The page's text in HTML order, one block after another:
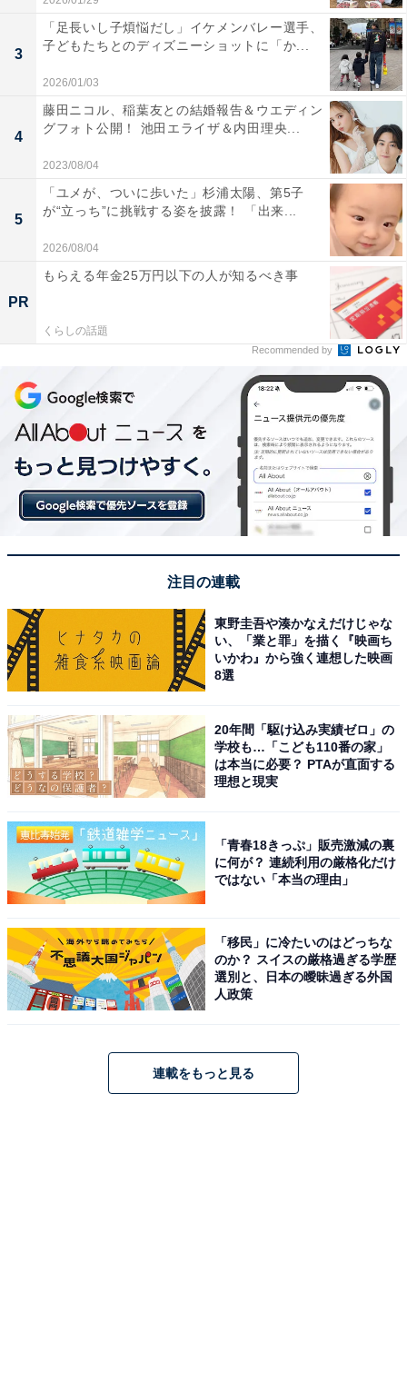
3
「足長いし子煩悩だし」イケメンバレー選手、
子どもたちとのディズニーショットに「か...
2026/01/03
4
藤田ニコル、稲葉友との結婚報告＆ウエディン
グフォト公開！ 池田エライザ＆内田理央...
2023/08/04
5
「ユメが、ついに歩いた」杉浦太陽、第5子
が“立っち”に挑戦する姿を披露！ 「出来...
2026/08/04
PR
もらえる年金25万円以下の人が知るべき事
くらしの話題
Recommended by
注目の連載
東野圭吾や湊かなえだけじゃな
い、「業と罪」を描く『映画ち
いかわ』から強く連想した映画
8選
20年間「駆け込み実績ゼロ」の
学校も…「こども110番の家」
は本当に必要？ PTAが直面する
理想と現実
「青春18きっぷ」販売激減の裏
に何が？ 連続利用の厳格化だけ
ではない「本当の理由」
「移民」に冷たいのはどっちな
のか？ スイスの厳格過ぎる学歴
選別と、日本の曖昧過ぎる外国
人政策
連載をもっと見る